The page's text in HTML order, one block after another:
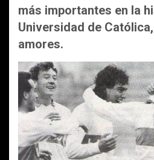
más importantes en la
Universidad de
amores.